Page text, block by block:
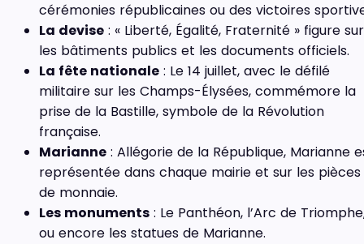
cérémonies républicaines ou des victoires
La devise : « Liberté, Égalité, Fraternité » figure sur
les bâtiments publics et les documents officiels.
La fête nationale : Le 14 juillet, avec le défilé
militaire sur les Champs-Élysées, commémore la
prise de la Bastille, symbole de la Révolution
française.
Marianne : Allégorie de la République, Marianne
représentée dans chaque mairie et sur les pièces
de monnaie.
Les monuments : Le Panthéon, l’Arc de
ou encore les statues de Marianne.